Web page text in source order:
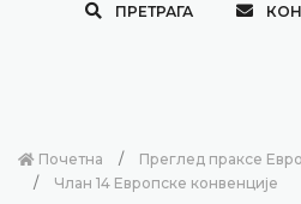
ПРЕТРАГА
Почетна
Преглед праксе
Члан 14 Европске конвенције